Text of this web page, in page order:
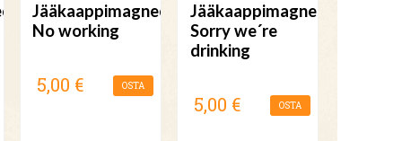
Jääkaappimagneetti
No working
5,00 € OSTA
Jääkaappimagneetti
Sorry we´re
drinking
5,00 € OSTA